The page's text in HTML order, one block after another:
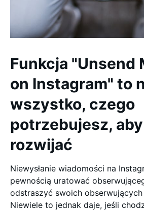
Funkcja "Unsend
on Instagram" to
wszystko, czego
potrzebujesz,
rozwijać
Niewysłanie wiadomości na
pewnością uratować
odstraszyć swoich obserwujących
Niewiele to jednak daje, jeśli